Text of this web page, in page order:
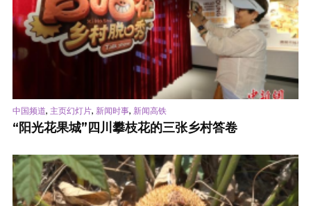
中国频道, 主页幻灯片, 新闻时事, 新闻高铁
“阳光花果城”四川攀枝花的三张乡村答卷